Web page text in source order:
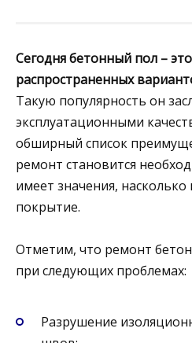
Сегодня бетонный пол –
распространенных
Такую популярность он
эксплуатационными
обширный список
ремонт становится
имеет значения,
покрытие.
Отметим, что ремонт
при следующих проблемах:
Разрушение